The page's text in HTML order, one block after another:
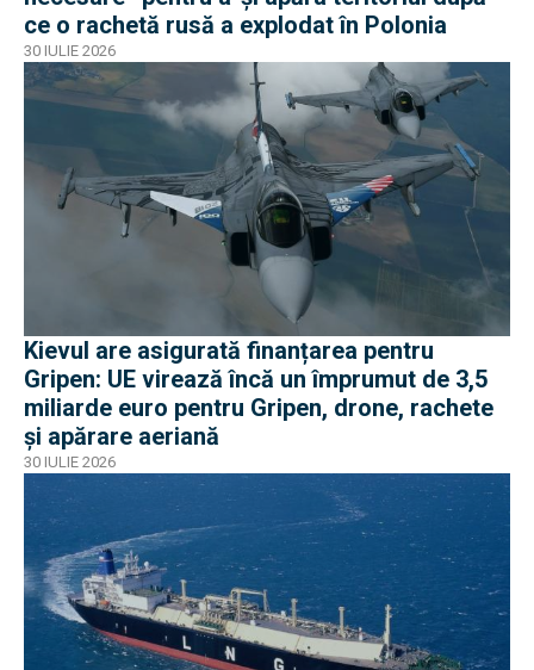
ce o rachetă rusă a explodat în Polonia
30 IULIE 2026
Kievul are asigurată finanțarea pentru
Gripen: UE virează încă un împrumut de 3,5
miliarde euro pentru Gripen, drone, rachete
și apărare aeriană
30 IULIE 2026